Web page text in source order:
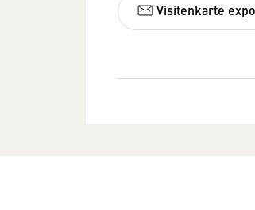
Visitenkarte